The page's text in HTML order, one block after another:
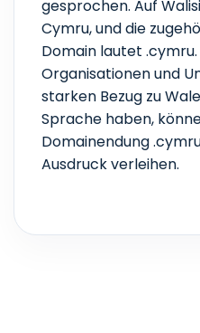
gesprochen. Auf
Cymru, und die
Domain lautet
Organisationen und
starken Bezug zu
Sprache haben,
Domainendung
Ausdruck verleihen.